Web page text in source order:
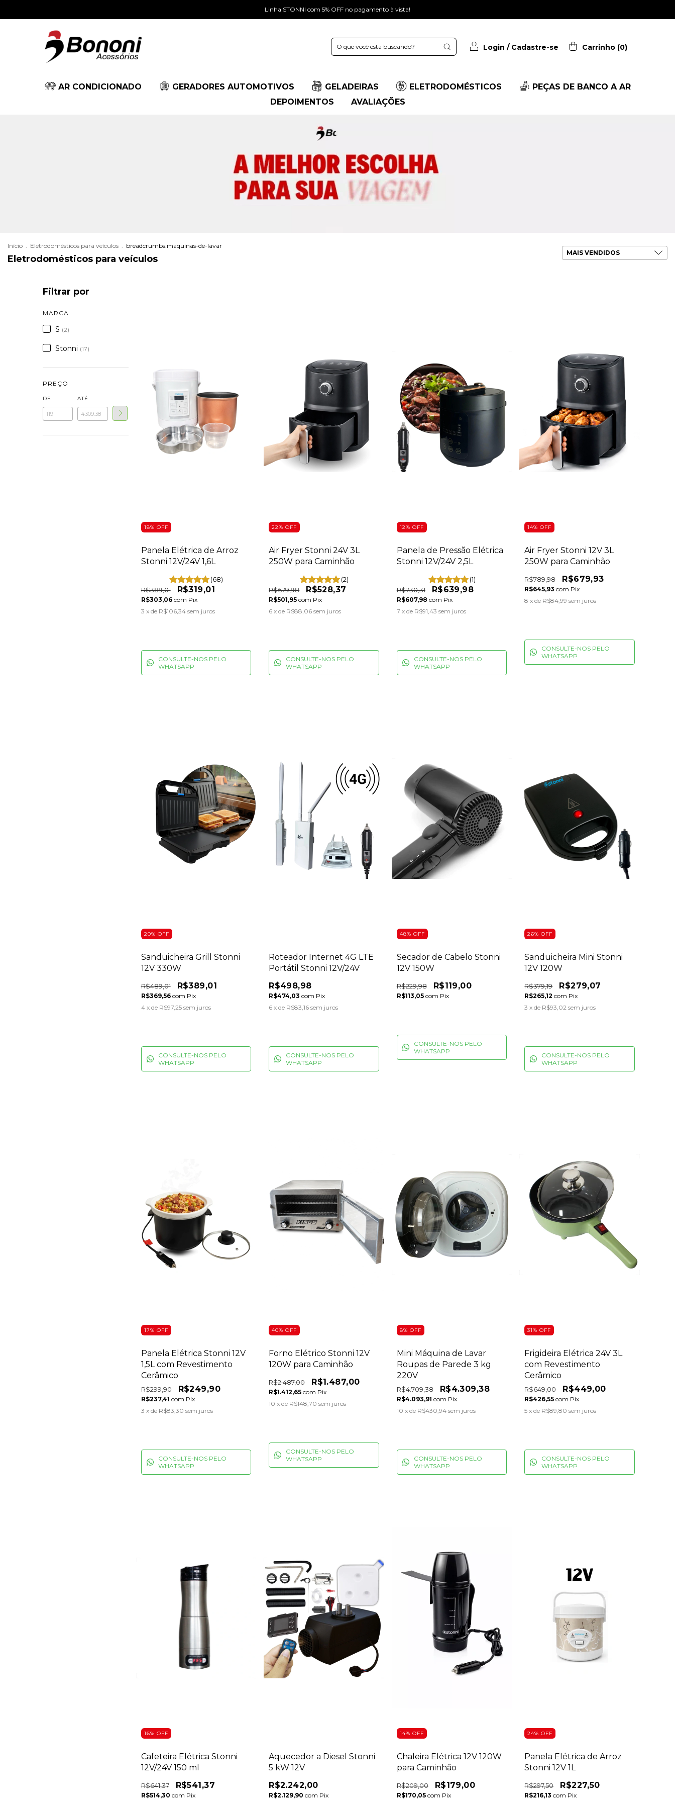
Linha STONNI com 5% OFF no pagamento à vista!
Login / Cadastre-se Carrinho (0)
AR CONDICIONADO GERADORES AUTOMOTIVOS GELADEIRAS ELETRODOMÉSTICOS
PEÇAS DE BANCO A AR
DEPOIMENTOS
AVALIAÇÕES
Início . Eletrodomésticos para veículos . breadcrumbs.maquinas-de-lavar
Eletrodomésticos para veículos
Filtrar por
MARCA
S (2)
Stonni (17)
PREÇO
DE ATÉ
18% OFF
Panela Elétrica de Arroz
Stonni 12V/24V 1,6L
(68)
R$389,01
R$319,01
R$303,06 com Pix
3 x de R$106,34 sem juros
CONSULTE-NOS PELO
WHATSAPP
22%OFF
Air Fryer Stonni 24V 3L
250W para Caminhão
(2)
R$679,98
R$528,37
R$501,95com Pix
6 x de R$88,06 sem juros
CONSULTE-NOS PELO
WHATSAPP
12% OFF
Panela de Pressão Elétrica
Stonni 12V/24V 2,5L
(1)
R$730,31
R$639,98
R$607,98 com Pix
7 x de R$91,43 sem juros
CONSULTE-NOS PELO
WHATSAPP
14%OFF
Air Fryer Stonni 12V 3L
250W para Caminhão
R$789,98 R$679,93
R$645,93com Pix
8 x de R$84,99 sem juros
CONSULTE-NOS PELO
WHATSAPP
20% OFF
Sanduicheira Grill Stonni
12V 330W
R$489,01 R$389,01
R$369,56 com Pix
4 x de R$97,25 sem juros
CONSULTE-NOS PELO
WHATSAPP
Roteador Internet 4G LTE
Portátil Stonni 12V/24V
R$498,98
R$474,03com Pix
6 x de R$83,16 sem juros
CONSULTE-NOS PELO
WHATSAPP
48% OFF
Secador de Cabelo Stonni
12V 150W
R$229,98 R$119,00
R$113,05 com Pix
CONSULTE-NOS PELO
WHATSAPP
26%OFF
Sanduicheira Mini Stonni
12V 120W
R$379,19 R$279,07
R$265,12com Pix
3 x de R$93,02 sem juros
CONSULTE-NOS PELO
WHATSAPP
17% OFF
Panela Elétrica Stonni 12V
1,5L com Revestimento
Cerâmico
R$299,90 R$249,90
R$237,41 com Pix
3 x de R$83,30 sem juros
CONSULTE-NOS PELO
WHATSAPP
40%OFF
Forno Elétrico Stonni 12V
120W para Caminhão
R$2.487,00 R$1.487,00
R$1.412,65com Pix
10 x de R$148,70 sem juros
CONSULTE-NOS PELO
WHATSAPP
8% OFF
Mini Máquina de Lavar
Roupas de Parede 3 kg
220V
R$4.709,38 R$4.309,38
R$4.093,91 com Pix
10 x de R$430,94 sem juros
CONSULTE-NOS PELO
WHATSAPP
31%OFF
Frigideira Elétrica 24V 3L
com Revestimento
Cerâmico
R$649,00 R$449,00
R$426,55com Pix
5 x de R$89,80 sem juros
CONSULTE-NOS PELO
WHATSAPP
16% OFF
Cafeteira Elétrica Stonni
12V/24V 150 ml
R$641,37 R$541,37
R$514,30 com Pix
Aquecedor a Diesel Stonni
5 kW 12V
R$2.242,00
R$2.129,90com Pix
14% OFF
Chaleira Elétrica 12V 120W
para Caminhão
R$209,00 R$179,00
R$170,05 com Pix
24%OFF
Panela Elétrica de Arroz
Stonni 12V 1L
R$297,50 R$227,50
R$216,13com Pix